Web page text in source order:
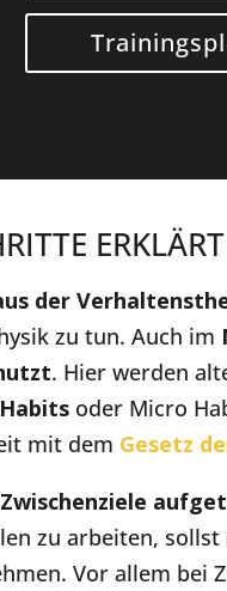
ERKLÄRT
der
zu tun. Auch im
. Hier werden
oder Micro
mit dem Gesetz
zu arbeiten,
Vor allem bei